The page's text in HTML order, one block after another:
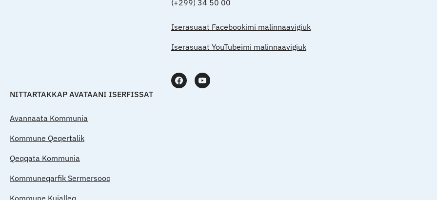
(+299) 34 50 00
Iserasuaat Facebookimi malinnaavigiuk
Iserasuaat YouTubeimi malinnaavigiuk
NITTARTAKKAP AVATAANI ISERFISSAT
Avannaata Kommunia
Kommune Qeqertalik
Qeqqata Kommunia
Kommuneqarfik Sermersooq
Kommune Kujalleq